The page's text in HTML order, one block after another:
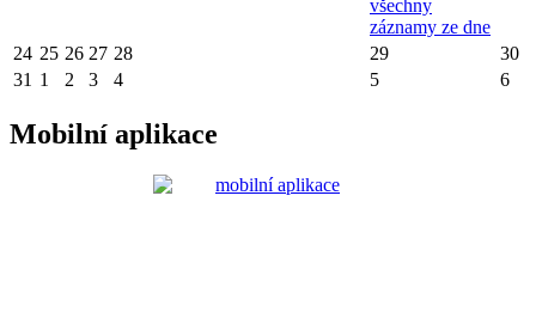
všechny
záznamy ze dne
24 25 26 27 28 29
30
31 1 2 3 4 5 6
Mobilní aplikace